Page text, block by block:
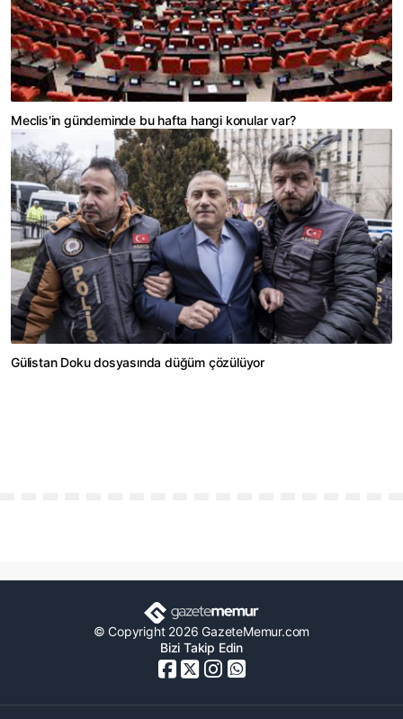
Meclis'in gündeminde bu hafta hangi konular var?
Gülistan Doku dosyasında düğüm çözülüyor
© Copyright 2026 GazeteMemur.com
Bizi Takip Edin